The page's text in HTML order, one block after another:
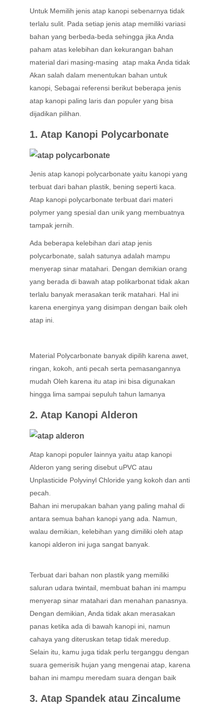
Untuk Memilih jenis atap kanopi sebenarnya tidak
terlalu sulit. Pada setiap jenis atap memiliki variasi
bahan yang berbeda-beda sehingga jika Anda
paham atas kelebihan dan kekurangan bahan
material dari masing-masing atap maka Anda tidak
Akan salah dalam menentukan bahan untuk
kanopi, Sebagai referensi berikut beberapa jenis
atap kanopi paling laris dan populer yang bisa
dijadikan pilihan.
1. Atap Kanopi Polycarbonate
Jenis atap kanopi polycarbonate yaitu kanopi yang
terbuat dari bahan plastik, bening seperti kaca.
Atap kanopi polycarbonate terbuat dari materi
polymer yang spesial dan unik yang membuatnya
tampak jernih.
Ada beberapa kelebihan dari atap jenis
polycarbonate, salah satunya adalah mampu
menyerap sinar matahari. Dengan demikian orang
yang berada di bawah atap polikarbonat tidak akan
terlalu banyak merasakan terik matahari. Hal ini
karena energinya yang disimpan dengan baik oleh
atap ini.
Material Polycarbonate banyak dipilih karena awet,
ringan, kokoh, anti pecah serta pemasangannya
mudah Oleh karena itu atap ini bisa digunakan
hingga lima sampai sepuluh tahun lamanya
2. Atap Kanopi Alderon
Atap kanopi populer lainnya yaitu atap kanopi
Alderon yang sering disebut uPVC atau
Unplasticide Polyvinyl Chloride yang kokoh dan anti
pecah.
Bahan ini merupakan bahan yang paling mahal di
antara semua bahan kanopi yang ada. Namun,
walau demikian, kelebihan yang dimiliki oleh atap
kanopi alderon ini juga sangat banyak.
Terbuat dari bahan non plastik yang memiliki
saluran udara twintail, membuat bahan ini mampu
menyerap sinar matahari dan menahan panasnya.
Dengan demikian, Anda tidak akan merasakan
panas ketika ada di bawah kanopi ini, namun
cahaya yang diteruskan tetap tidak meredup.
Selain itu, kamu juga tidak perlu terganggu dengan
suara gemerisik hujan yang mengenai atap, karena
bahan ini mampu meredam suara dengan baik
3. Atap Spandek atau Zincalume